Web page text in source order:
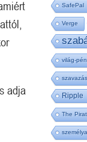
adja
SafePal
Verge
világ-
szavazás
Ripple
The